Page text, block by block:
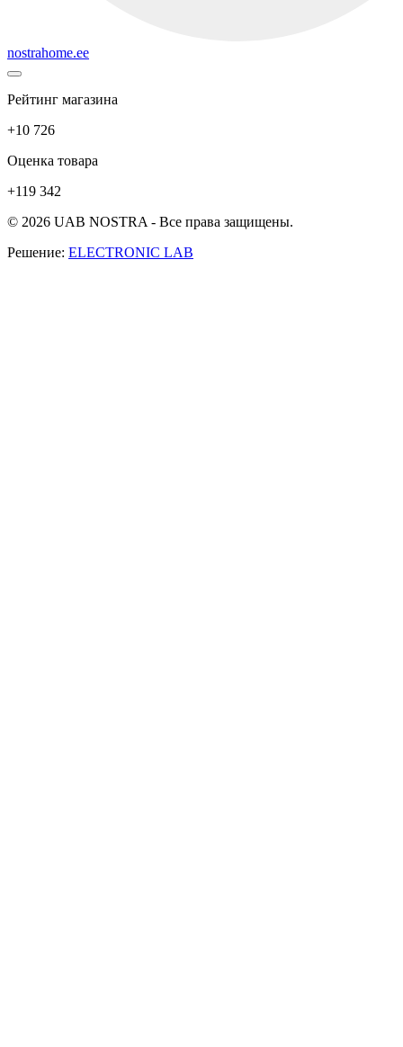
nostrahome.ee
Рейтинг магазина
+10 726
Оценка товара
+119 342
© 2026 UAB NOSTRA - Все права защищены.
Решение: ELECTRONIC LAB